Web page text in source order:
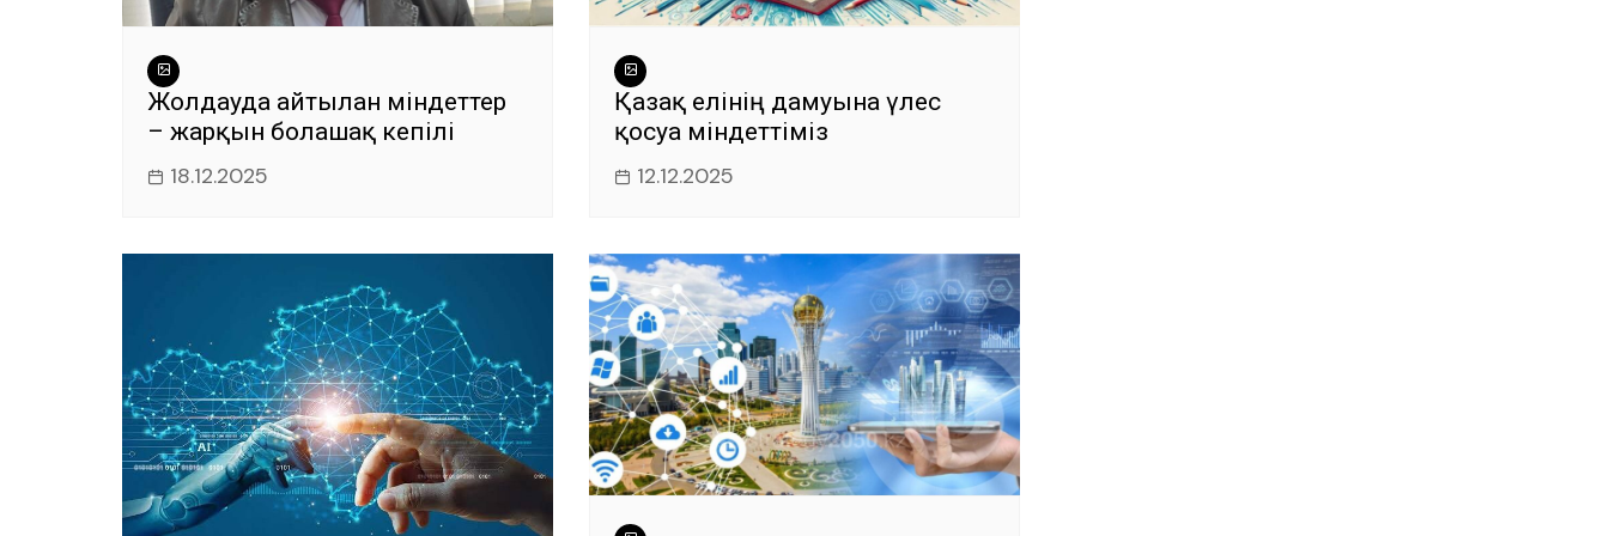
Жолдауда айтылған міндеттер
– жарқын болашақ кепілі
18.12.2025
Қазақ елінің дамуына үлес
қосуға міндеттіміз
12.12.2025